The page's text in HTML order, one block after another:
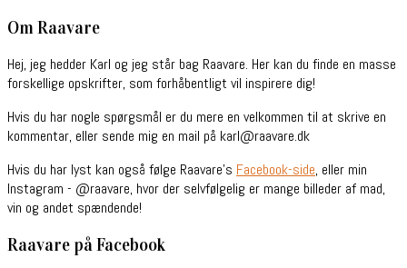
Om Raavare
Hej, jeg hedder Karl og jeg står bag Raavare. Her kan du finde en masse
forskellige opskrifter, som forhåbentligt vil inspirere dig!
Hvis du har nogle spørgsmål er du mere en velkommen til at skrive en
kommentar, eller sende mig en mail på karl@raavare.dk
Hvis du har lyst kan også følge Raavare’s Facebook-side, eller min
Instagram - @raavare, hvor der selvfølgelig er mange billeder af mad,
vin og andet spændende!
Raavare på Facebook